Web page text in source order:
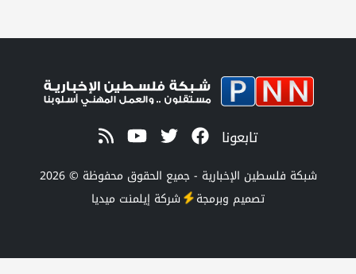
الإخبارية - جميع الحقوق محفوظة © 2026
شركةإيلمنت ميديا